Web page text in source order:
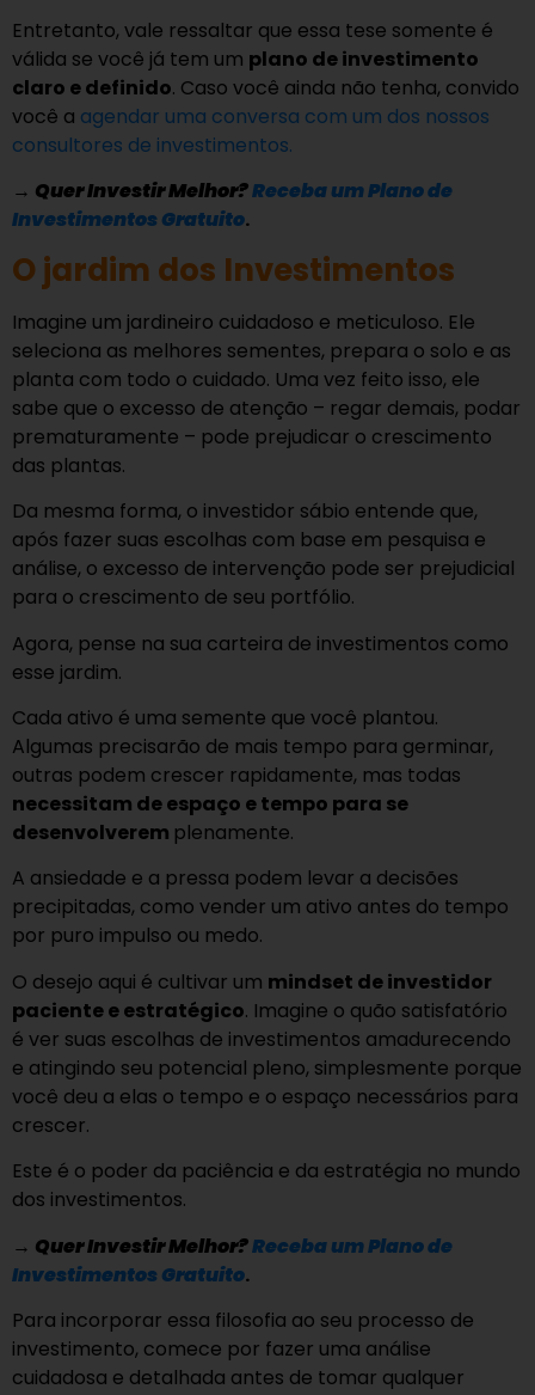
Entretanto, vale ressaltar que essa tese somente é
válida se você já tem um plano de investimento
claro e definido. Caso você ainda não tenha, convido
você a agendar uma conversa com um dos nossos
consultores de investimentos.
→ Quer Investir Melhor?Receba um Plano de
Investimentos Gratuito.
O jardim dos Investimentos
Imagine um jardineiro cuidadoso e meticuloso. Ele
seleciona as melhores sementes, prepara o solo e as
planta com todo o cuidado. Uma vez feito isso, ele
sabe que o excesso de atenção – regar demais, podar
prematuramente – pode prejudicar o crescimento
das plantas.
Da mesma forma, o investidor sábio entende que,
após fazer suas escolhas com base em pesquisa e
análise, o excesso de intervenção pode ser prejudicial
para o crescimento de seu portfólio.
Agora, pense na sua carteira de investimentos como
esse jardim.
Cada ativo é uma semente que você plantou.
Algumas precisarão de mais tempo para germinar,
outras podem crescer rapidamente, mas todas
necessitam de espaço e tempo para se
desenvolverem plenamente.
A ansiedade e a pressa podem levar a decisões
precipitadas, como vender um ativo antes do tempo
por puro impulso ou medo.
O desejo aqui é cultivar um mindset de investidor
paciente e estratégico. Imagine o quão satisfatório
é ver suas escolhas de investimentos amadurecendo
e atingindo seu potencial pleno, simplesmente porque
você deu a elas o tempo e o espaço necessários para
crescer.
Este é o poder da paciência e da estratégia no mundo
dos investimentos.
→ Quer Investir Melhor?Receba um Plano de
Investimentos Gratuito.
Para incorporar essa filosofia ao seu processo de
investimento, comece por fazer uma análise
cuidadosa e detalhada antes de tomar qualquer